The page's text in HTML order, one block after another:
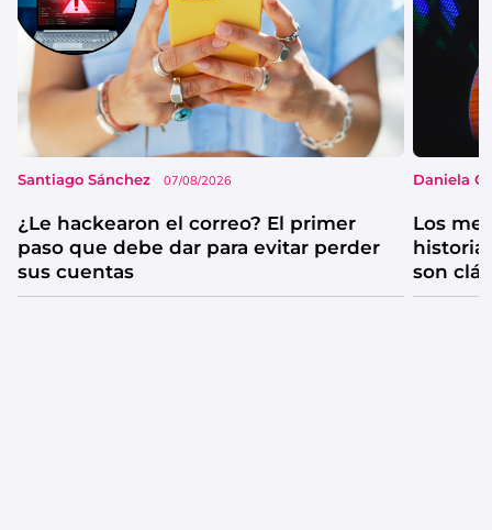
Santiago Sánchez 07/08/2026
¿Le hackearon el correo? El primer
paso que debe dar para evitar perder
sus cuentas
Daniela
Los
historia
son